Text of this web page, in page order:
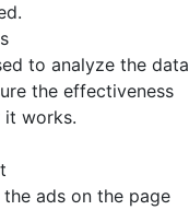
to analyze the data
the effectiveness
it works.
ads on the page